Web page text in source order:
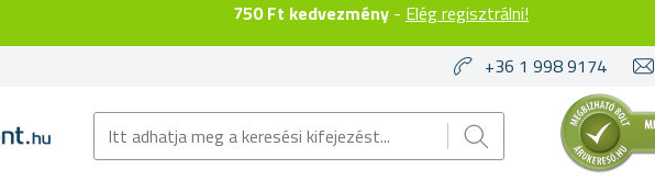
750 Ft kedvezmény - Elég regisztrálni!
+36 1 998 9174